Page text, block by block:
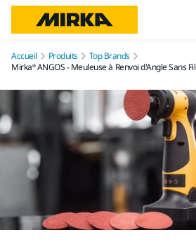
Accueil Produits
Top Brands
Mirka® ANGOS - Meuleuse à Renvoi d'Angle Sans Fil